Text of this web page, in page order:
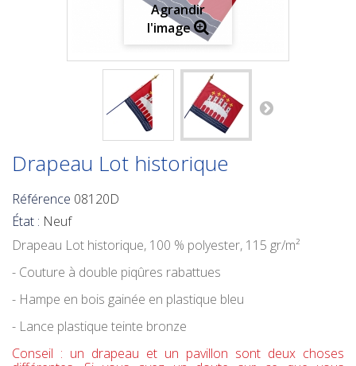
Agrandir
l'image
Drapeau Lot historique
Référence 08120D
État : Neuf
Drapeau Lot historique, 100 % polyester, 115 gr/m²
- Couture à double piqûres rabattues
- Hampe en bois gainée en plastique bleu
- Lance plastique teinte bronze
Conseil : un drapeau et un pavillon sont deux choses